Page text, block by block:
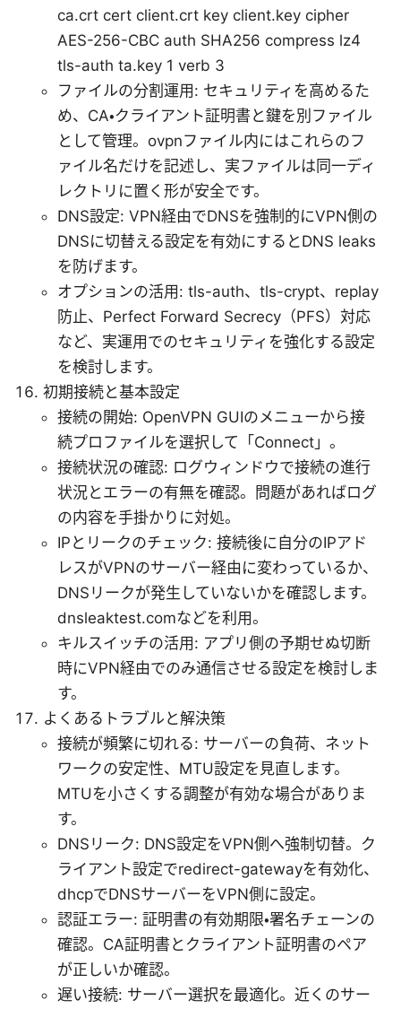
ca.crt cert client.crt key client.key cipher
AES-256-CBC auth SHA256 compress lz4
tls-auth ta.key 1 verb 3
ファイルの分割運用: セキュリティを高めるた
め、CA・クライアント証明書と鍵を別ファイル
として管理。ovpnファイル内にはこれらのフ
ァイル名だけを記述し、実ファイルは同一ディ
レクトリに置く形が安全です。
DNS設定: VPN経由でDNSを強制的にVPN側の
DNSに切替える設定を有効にするとDNS leaks
を防げます。
オプションの活用: tls-auth、tls-crypt、replay
防止、Perfect Forward Secrecy（PFS）対応
など、実運用でのセキュリティを強化する設定
を検討します。
初期接続と基本設定
接続の開始: OpenVPN GUIのメニューから接
続プロファイルを選択して「Connect」。
接続状況の確認: ログウィンドウで接続の進行
状況とエラーの有無を確認。問題があればログ
の内容を手掛かりに対処。
IPとリークのチェック: 接続後に自分のIPアド
レスがVPNのサーバー経由に変わっているか、
DNSリークが発生していないかを確認します。
dnsleaktest.comなどを利用。
キルスイッチの活用: アプリ側の予期せぬ切断
時にVPN経由でのみ通信させる設定を検討しま
す。
よくあるトラブルと解決策
接続が頻繁に切れる: サーバーの負荷、ネット
ワークの安定性、MTU設定を見直します。
MTUを小さくする調整が有効な場合がありま
す。
DNSリーク: DNS設定をVPN側へ強制切替。ク
ライアント設定でredirect-gatewayを有効化、
dhcpでDNSサーバーをVPN側に設定。
認証エラー: 証明書の有効期限・署名チェーンの
確認。CA証明書とクライアント証明書のペア
が正しいか確認。
遅い接続: サーバー選択を最適化。近くのサー